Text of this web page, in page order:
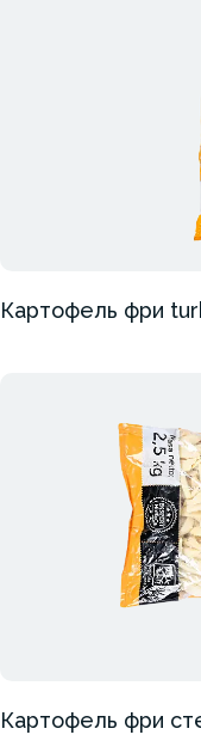
Картофель фри
Картофель фри